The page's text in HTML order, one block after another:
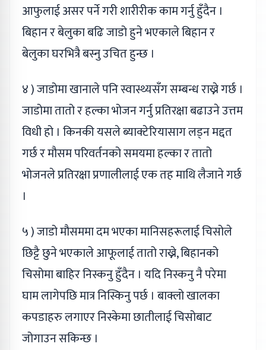
आफुलाई असर पर्ने गरी शारीरीक काम गर्नु हुँदैन ।
बिहान र बेलुका बढि जाडो हुने भएकाले बिहान र
बेलुका घरभित्रै बस्नु उचित हुन्छ ।
४ ) जाडोमा खानाले पनि स्वास्थ्यसँग सम्बन्ध राख्ने गर्छ ।
जाडोमा तातो र हल्का भोजन गर्नु प्रतिरक्षा बढाउने उत्तम
विधी हो । किनकी यसले ब्याक्टेरियासाग लड्न मद्दत
गर्छ र मौसम परिवर्तनको समयमा हल्का र तातो
भोजनले प्रतिरक्षा प्रणालीलाई एक तह माथि लैजाने गर्छ
।
५ ) जाडो मौसममा दम भएका मानिसहरूलाई चिसोले
छिट्टै छुने भएकाले आफूलाई तातो राख्ने, बिहानको
चिसोमा बाहिर निस्कनु हुँदैन । यदि निस्कनु नै परेमा
घाम लागेपछि मात्र निस्किनु पर्छ । बाक्लो खालका
कपडाहरु लगाएर निस्केमा छातीलाई चिसोबाट
जोगाउन सकिन्छ ।